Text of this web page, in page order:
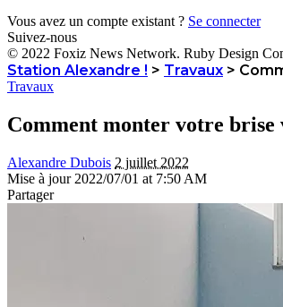
Vous avez un compte existant ? Se connecter
Suivez-nous
© 2022 Foxiz News Network. Ruby Design
Station Alexandre ! > Travaux >
Travaux
Comment monter votre brise
Alexandre Dubois 2 juillet 2022
Mise à jour 2022/07/01 at 7:50 AM
Partager